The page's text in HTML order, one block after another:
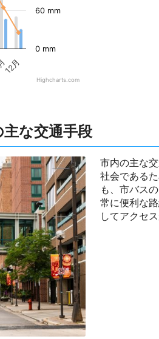
12月
0 mm
60 mm
Highcharts.com
な交通手段
市内の主な
社会である
も、市バス
常に便利な
してアクセ